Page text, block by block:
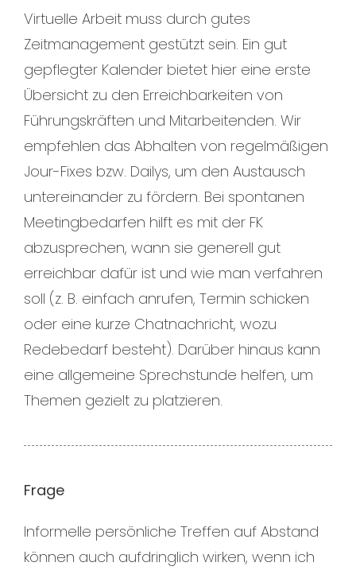
Virtuelle Arbeit muss durch gutes
Zeitmanagement gestützt sein. Ein gut
gepflegter Kalender bietet hier eine erste
Übersicht zu den Erreichbarkeiten von
Führungskräften und Mitarbeitenden. Wir
empfehlen das Abhalten von regelmäßigen
Jour-Fixes bzw. Dailys, um den Austausch
untereinander zu fördern. Bei spontanen
Meetingbedarfen hilft es mit der FK
abzusprechen, wann sie generell gut
erreichbar dafür ist und wie man verfahren
soll (z. B. einfach anrufen, Termin schicken
oder eine kurze Chatnachricht, wozu
Redebedarf besteht). Darüber hinaus kann
eine allgemeine Sprechstunde helfen, um
Themen gezielt zu platzieren.
Frage
Informelle persönliche Treffen auf Abstand
können auch aufdringlich wirken, wenn ich